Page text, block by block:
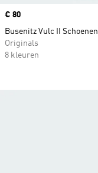
Price
€ 80
Busenitz Vulc II Schoenen
Originals
8 kleuren